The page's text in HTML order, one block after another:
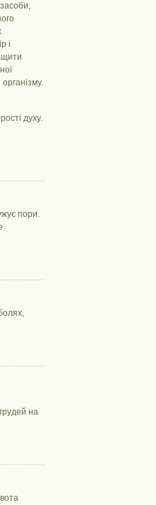
і
духу.
пори.
на